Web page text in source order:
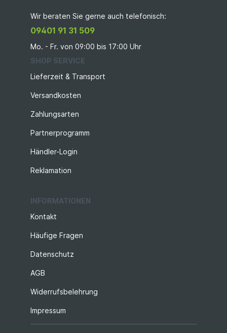
Wir beraten Sie gerne auch telefonisch:
09401 91 31 509
Mo. - Fr. von 09:00 bis 17:00 Uhr
SHOP SERVICE
Lieferzeit & Transport
Versandkosten
Zahlungsarten
Partnerprogramm
Händler-Login
Reklamation
INFORMATIONEN
Kontakt
Häufige Fragen
Datenschutz
AGB
Widerrufsbelehrung
Impressum